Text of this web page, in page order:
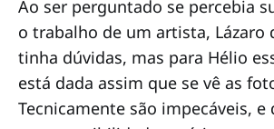
Ao ser perguntado se percebia
o trabalho de um artista, Lázaro
tinha dúvidas, mas para Hélio
está dada assim que se vê as
Tecnicamente são impecáveis,